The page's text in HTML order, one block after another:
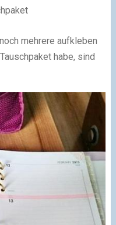
mehrere aufkleben
habe, sind